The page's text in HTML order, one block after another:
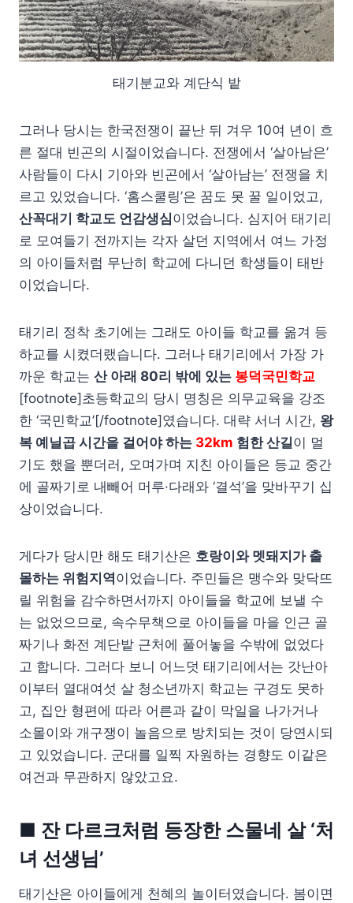
태기분교와 계단식 밭
그러나 당시는 한국전쟁이 끝난 뒤 겨우 10여 년이 흐
른 절대 빈곤의 시절이었습니다. 전쟁에서 ‘살아남은’
사람들이 다시 기아와 빈곤에서 ‘살아남는’ 전쟁을 치
르고 있었습니다. ‘홈스쿨링’은 꿈도 못 꿀 일이었고,
산꼭대기 학교도 언감생심이었습니다. 심지어 태기리
로 모여들기 전까지는 각자 살던 지역에서 여느 가정
의 아이들처럼 무난히 학교에 다니던 학생들이 태반
이었습니다.
태기리 정착 초기에는 그래도 아이들 학교를 옮겨 등
하교를 시켰더랬습니다. 그러나 태기리에서 가장 가
까운 학교는 산 아래 80리 밖에 있는 봉덕국민학교
[footnote]초등학교의 당시 명칭은 의무교육을 강조
한 ‘국민학교’[/footnote]였습니다. 대략 서너 시간, 왕
복 예닐곱 시간을 걸어야 하는 32km 험한 산길이 멀
기도 했을 뿐더러, 오며가며 지친 아이들은 등교 중간
에 골짜기로 내빼어 머루·다래와 ‘결석’을 맞바꾸기 십
상이었습니다.
게다가 당시만 해도 태기산은 호랑이와 멧돼지가 출
몰하는 위험지역이었습니다. 주민들은 맹수와 맞닥뜨
릴 위험을 감수하면서까지 아이들을 학교에 보낼 수
는 없었으므로, 속수무책으로 아이들을 마을 인근 골
짜기나 화전 계단밭 근처에 풀어놓을 수밖에 없었다
고 합니다. 그러다 보니 어느덧 태기리에서는 갓난아
이부터 열대여섯 살 청소년까지 학교는 구경도 못하
고, 집안 형편에 따라 어른과 같이 막일을 나가거나
소몰이와 개구쟁이 놀음으로 방치되는 것이 당연시되
고 있었습니다. 군대를 일찍 자원하는 경향도 이같은
여건과 무관하지 않았고요.
■ 잔 다르크처럼 등장한 스물네 살 ‘처
녀 선생님’
태기산은 아이들에게 천혜의 놀이터였습니다. 봄이면